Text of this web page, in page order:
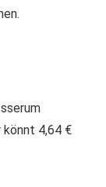
könnt 4,64 €